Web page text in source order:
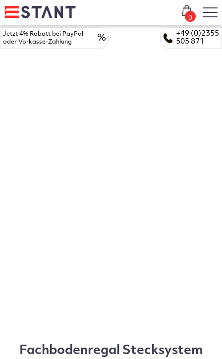
+49 (0)2355
505 871
Jetzt 4% Rabatt bei PayPal-
oder Vorkasse-Zahlung
%
0
Fachbodenregal Stecksystem